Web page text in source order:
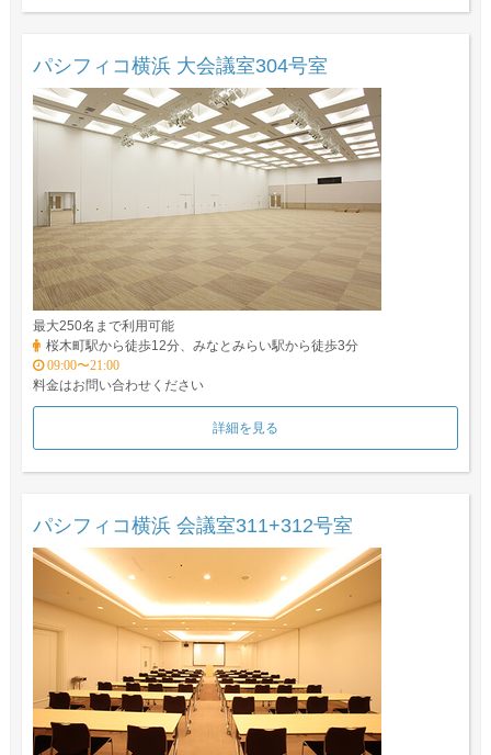
パシフィコ横浜 大会議室304号室
最大250名まで利用可能
桜木町駅から徒歩12分、みなとみらい駅から徒歩3分
09:00〜21:00
料金はお問い合わせください
詳細を見る
パシフィコ横浜 会議室311+312号室